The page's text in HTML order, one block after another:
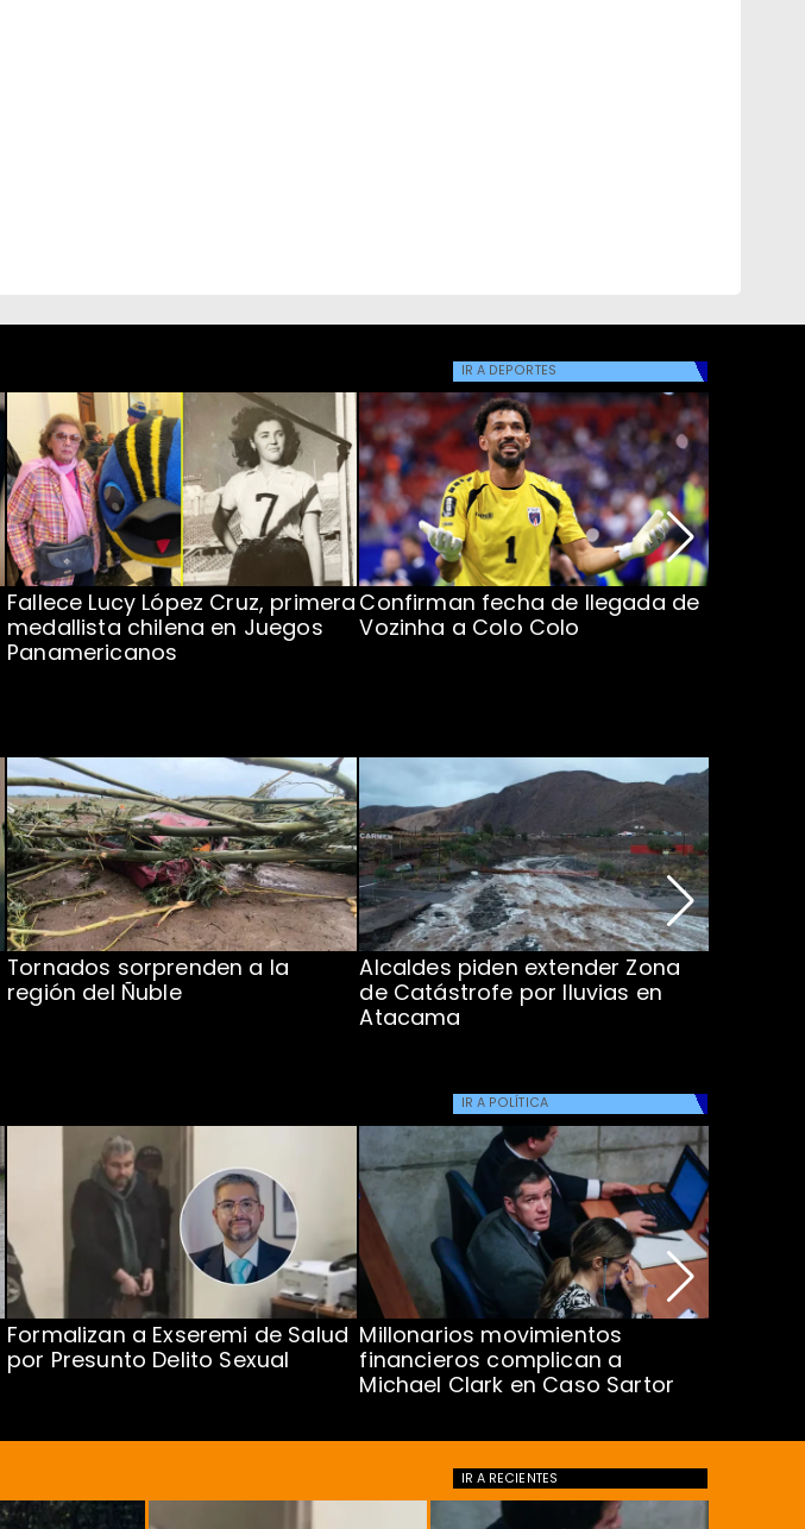
IR A DEPORTES
Fallece Lucy López Cruz, primera
medallista chilena en Juegos
Panamericanos
Confirman fecha de llegada de
Vozinha a Colo Colo
Tornados sorprenden a la
región del Ñuble
Alcaldes piden extender Zona
de Catástrofe por lluvias en
Atacama
IR A POLÍTICA
Formalizan a Exseremi de Salud
por Presunto Delito Sexual
Millonarios movimientos
financieros complican a
Michael Clark en Caso Sartor
IR A RECIENTES